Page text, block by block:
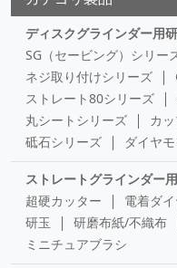
ディスクグラインダー用
SG（セービング）シリー
ネジ取り付けシリーズ
ストレート80シリーズ
丸シートシリーズ
カ
砥石シリーズ
ダイヤ
ストレートグラインダー
超硬カッター
電着ダ
研玉
研磨布紙/不織布
ミニチュアブラシ